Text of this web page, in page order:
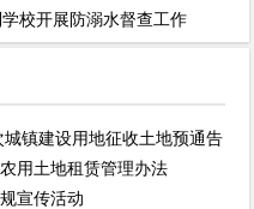
校开展防溺水督查工作
镇建设用地征收土地预通告
用土地租赁管理办法
宣传活动